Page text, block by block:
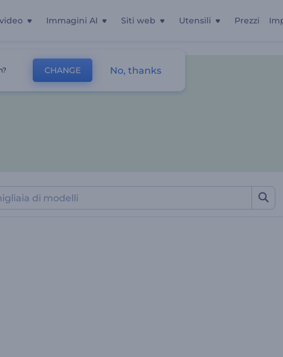
Immagini AI Siti web Utensili Prezzi
Visualizzazione Musicale
CHANGE No, thanks